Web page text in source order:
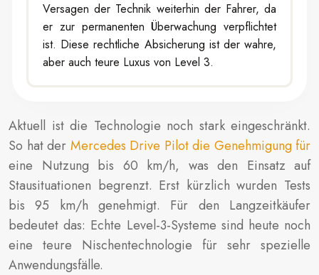
Versagen der Technik weiterhin der Fahrer, da
er zur permanenten Überwachung verpflichtet
ist. Diese rechtliche Absicherung ist der wahre,
aber auch teure Luxus von Level 3.
Aktuell ist die Technologie noch stark eingeschränkt.
So hat der Mercedes Drive Pilot die Genehmigung für
eine Nutzung bis 60 km/h, was den Einsatz auf
Stausituationen begrenzt. Erst kürzlich wurden Tests
bis 95 km/h genehmigt. Für den Langzeitkäufer
bedeutet das: Echte Level-3-Systeme sind heute noch
eine teure Nischentechnologie für sehr spezielle
Anwendungsfälle.